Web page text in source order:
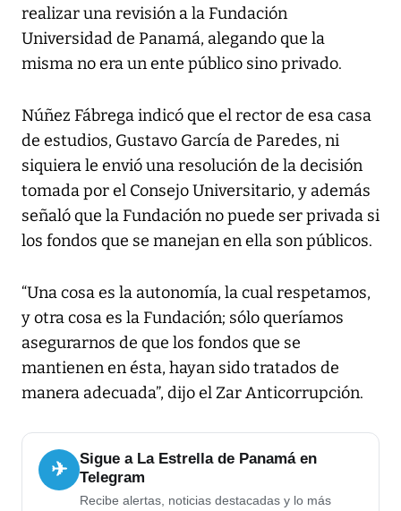
realizar una revisión a la Fundación
Universidad de Panamá, alegando que la
misma no era un ente público sino privado.
Núñez Fábrega indicó que el rector de esa casa
de estudios, Gustavo García de Paredes, ni
siquiera le envió una resolución de la decisión
tomada por el Consejo Universitario, y además
señaló que la Fundación no puede ser privada si
los fondos que se manejan en ella son públicos.
“Una cosa es la autonomía, la cual respetamos,
y otra cosa es la Fundación; sólo queríamos
asegurarnos de que los fondos que se
mantienen en ésta, hayan sido tratados de
manera adecuada”, dijo el Zar Anticorrupción.
✈
Sigue a La Estrella de Panamá en
Telegram
Recibe alertas, noticias destacadas y lo más